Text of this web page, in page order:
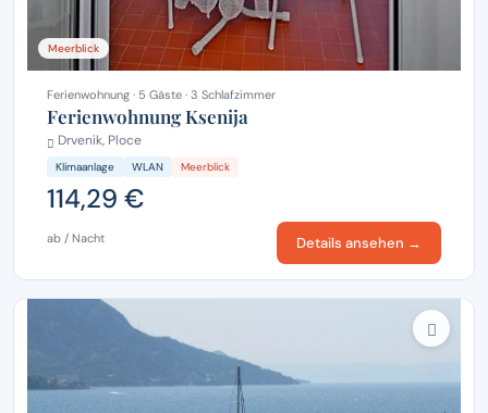
Meerblick
Ferienwohnung · 5 Gäste · 3 Schlafzimmer
Ferienwohnung Ksenija
Drvenik, Ploce
Klimaanlage WLAN Meerblick
114,29 €
ab / Nacht Details ansehen →